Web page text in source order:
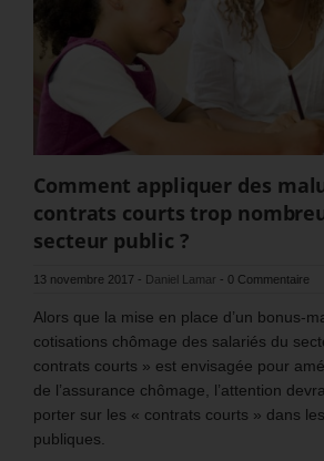
Comment appliquer des
contrats courts trop
secteur public ?
13 novembre 2017 - Daniel Lamar - 0 Commentaire
Alors que la mise en place d’un bonus-
cotisations chômage des salariés du
contrats courts » est envisagée pour
de l’assurance chômage, l’attention
porter sur les « contrats courts » dans
publiques.